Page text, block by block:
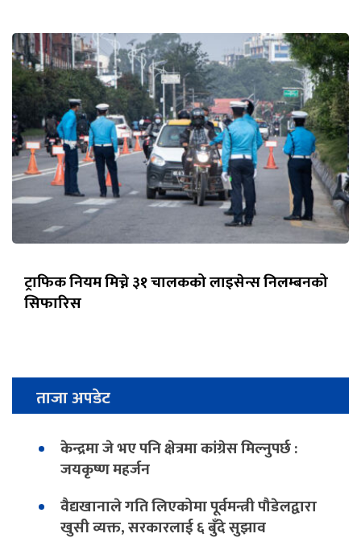
ट्राफिक नियम मिच्ने ३१ चालकको लाइसेन्स निलम्बनको
सिफारिस
ताजा अपडेट
केन्द्रमा जे भए पनि क्षेत्रमा कांग्रेस मिल्नुपर्छ :
जयकृष्ण महर्जन
वैद्यखानाले गति लिएकोमा पूर्वमन्त्री पौडेलद्वारा
खुसी व्यक्त, सरकारलाई ६ बुँदे सुझाव